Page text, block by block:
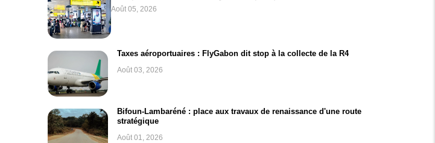
Août 05, 2026
Taxes aéroportuaires : FlyGabon dit stop à la collecte de la R4
Août 03, 2026
Bifoun-Lambaréné : place aux travaux de renaissance d'une route
stratégique
Août 01, 2026